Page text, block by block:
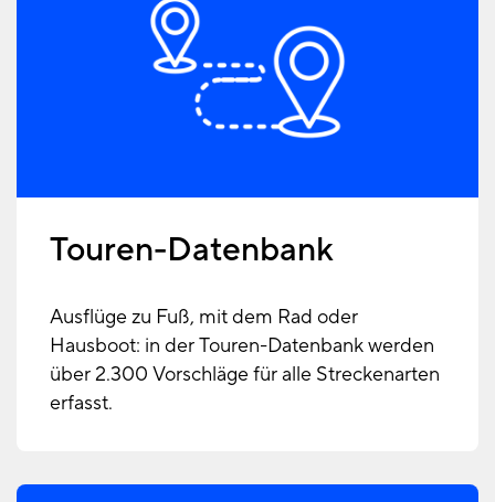
Touren-Datenbank
Ausflüge zu Fuß, mit dem Rad oder
Hausboot: in der Touren-Datenbank werden
über 2.300 Vorschläge für alle Streckenarten
erfasst.